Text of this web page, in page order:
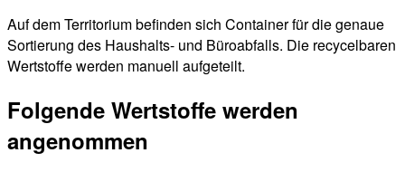
Auf dem Territorium befinden sich Container für die genaue
Sortierung des Haushalts- und Büroabfalls. Die recycelbaren
Wertstoffe werden manuell aufgeteilt.
Folgende Wertstoffe werden
angenommen